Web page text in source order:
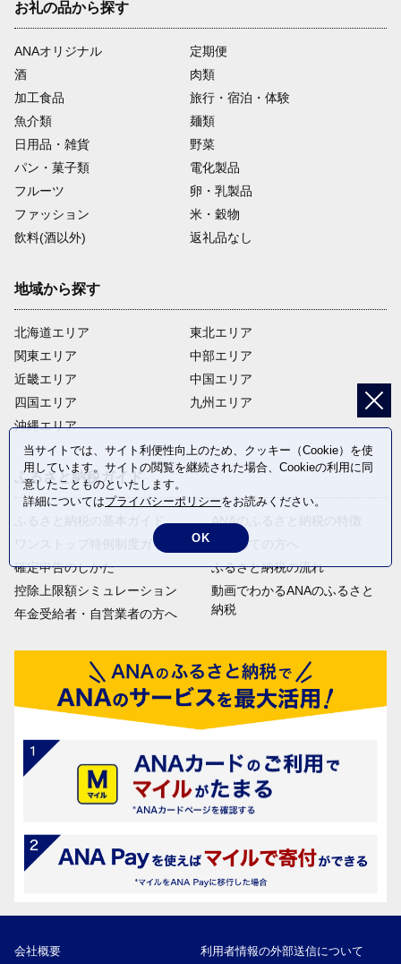
お礼の品から探す
ANAオリジナル
定期便
酒
肉類
加工食品
旅行・宿泊・体験
魚介類
麺類
日用品・雑貨
野菜
パン・菓子類
電化製品
フルーツ
卵・乳製品
ファッション
米・穀物
飲料(酒以外)
返礼品なし
地域から探す
北海道エリア
関東エリア
近畿エリア
四国エリア
沖縄エリア
東北エリア
中部エリア
中国エリア
九州エリア
ふるさと納税ガイド
ふるさと納税の基本ガイド
ワンストップ特例制度ガイド
確定申告のしかた
控除上限額シミュレーション
年金受給者・自営業者の方へ
ANAのふるさと納税の特徴
はじめての方へ
ふるさと納税の流れ
動画でわかるANAのふるさと
納税
会社概要 利用者情報の外部送信について
当サイトでは、サイト利便性向上のため、クッキー（Cookie）を使
用しています。サイトの閲覧を継続された場合、Cookieの利用に同
意したことものといたします。
詳細についてはプライバシーポリシーをお読みください。
OK